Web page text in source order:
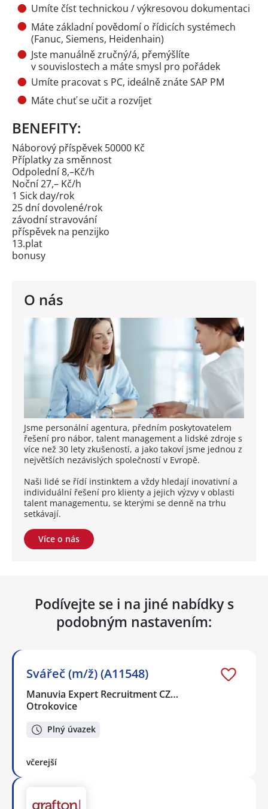
O nás
Jsme personální agentura, předním poskytovatelem
řešení pro nábor, talent management a lidské zdroje s
více než 30 lety zkušeností, a jako takoví jsme jednou z
největších nezávislých společností v Evropě.
Naši lidé se řídí instinktem a vždy hledají inovativní a
individuální řešení pro klienty a jejich výzvy v oblasti
talent managementu, se kterými se denně na trhu
setkávají.
Více o nás
Umíte číst technickou / výkresovou dokumentaci
Máte základní povědomí o řídicích systémech
(Fanuc, Siemens, Heidenhain)
Jste manuálně zručný/á, přemýšlíte
v souvislostech a máte smysl pro pořádek
Umíte pracovat s PC, ideálně znáte SAP PM
Máte chuť se učit a rozvíjet
BENEFITY:
Náborový příspěvek 50000 Kč
Příplatky za směnnost
Odpolední 8,–Kč/h
Noční 27,– Kč/h
1 Sick day/rok
25 dní dovolené/rok
závodní stravování
příspěvek na penzijko
13.plat
bonusy
Podívejte se i na jiné nabídky s
podobným nastavením:
Svářeč (m/ž) (A11548)
Manuvia Expert Recruitment CZ…
Otrokovice
Plný úvazek
včerejší